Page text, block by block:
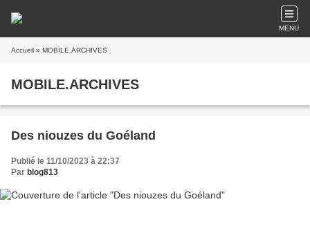
MENU
Accueil » MOBILE.ARCHIVES
MOBILE.ARCHIVES
Des niouzes du Goéland
Publié le 11/10/2023 à 22:37
Par blog813